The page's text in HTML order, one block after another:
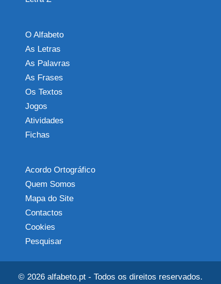
O Alfabeto
As Letras
As Palavras
As Frases
Os Textos
Jogos
Atividades
Fichas
Acordo Ortográfico
Quem Somos
Mapa do Site
Contactos
Cookies
Pesquisar
© 2026 alfabeto.pt - Todos os direitos reservados.